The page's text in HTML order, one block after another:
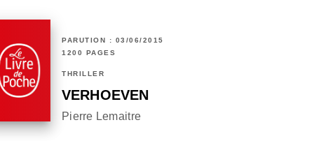
PARUTION : 03/06/2015
1200 PAGES
THRILLER
VERHOEVEN
Pierre Lemaitre